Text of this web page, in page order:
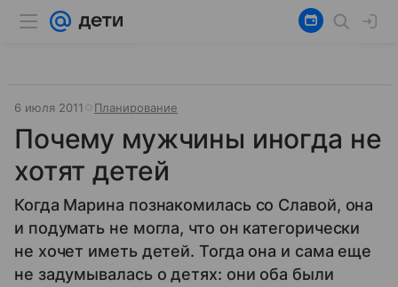
6 июля 2011 Планирование
Почему мужчины иногда не
хотят детей
Когда Марина познакомилась со Славой, она
и подумать не могла, что он категорически
не хочет иметь детей. Тогда она и сама еще
не задумывалась о детях: они оба были